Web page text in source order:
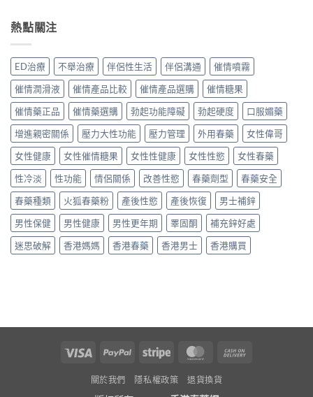
評
價〉
實
得
分
享〉
中
用
藥
真
實
使
用
分
享〉
中
用
液
效
果
如
何？
香
港
用
家
真
評
價
與
用
法
指
郎
催
水
果
如
何？
進
口
高
級
催
液
真
實
用
家
評
熱點關注
ED治療 不舉治療 伴侶性生活 伴侶溝通
催情噴霧
催情潤滑液
催情產品比較 催情產品選購
催情糖果
催情藥正品
催情藥選購 勃起功能障礙 勃起硬度
口服媚藥
增進親密關係
壓力大性功能 壓力管理 外用春藥
女性偉哥
女性健康
女性催情糖果 女性性健康 女性性慾
女性春藥
性冷淡
性功能 情侶關係 改善性慾 春藥劑型
春藥安全
春藥種類
火狐春藥粉 產後性慾 產後恢復
男士補鋅
男性保健
男性健康 男性更年期 睪固酮
補充鋅好處
迷思破解
香港媽媽 香港春藥 香港男士 香港購買
Visa PayPal Stripe MasterCard
關於我們 隱私權政策 退貨換貨